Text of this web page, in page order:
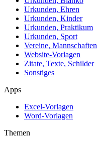
Urkunden, Ehren
Urkunden, Kinder
Urkunden, Praktikum
Urkunden, Sport
Vereine, Mannschaften
Website-Vorlagen
Zitate, Texte, Schilder
Sonstiges
Apps
Excel-Vorlagen
Word-Vorlagen
Themen